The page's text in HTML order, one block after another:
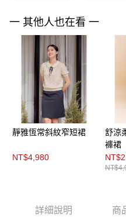
權轉讓予恩沛科技股份有限公司。
２．關於個人資料處理事宜，請瀏
https://aftee.tw/terms/#terms3
３．未成年的使用者請事先徵得法
「AFTEE先享後付」，若未經同
４．使用「AFTEE先享後付」時
時審查核予不同之上限額度；若仍
請求用戶進行身份認證。
５．嚴禁一人註冊多個帳號或使用
恩沛科技股份有限公司將有權停止
一 其他人也在看 一
靜雅恆常斜紋窄短裙
NT$4,980
舒涼
褲裙
詳細說明 商